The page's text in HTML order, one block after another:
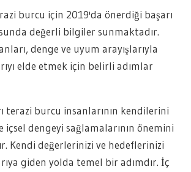
burcu için 2019'da önerdiği başarı
değerli bilgiler sunmaktadır.
denge ve uyum arayışlarıyla
elde etmek için belirli adımlar
terazi burcu insanlarının kendilerini
içsel dengeyi sağlamalarının önemini
Kendi değerlerinizi ve hedeflerinizi
giden yolda temel bir adımdır. İç